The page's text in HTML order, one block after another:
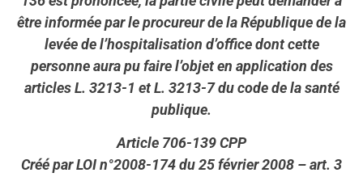
être informée par le procureur de la République de la
levée de l’hospitalisation d’office dont cette
personne aura pu faire l’objet en application des
articles L. 3213-1 et L. 3213-7 du code de la santé
publique.
Article 706-139 CPP
Créé par LOI n°2008-174 du 25 février 2008 – art. 3